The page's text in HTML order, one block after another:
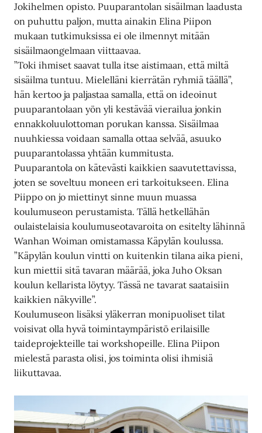
Jokihelmen opisto. Puuparantolan sisäilman laadusta
on puhuttu paljon, mutta ainakin Elina Piipon
mukaan tutkimuksissa ei ole ilmennyt mitään
sisäilmaongelmaan viittaavaa.
”Toki ihmiset saavat tulla itse aistimaan, että miltä
sisäilma tuntuu. Mielelläni kierrätän ryhmiä täällä”,
hän kertoo ja paljastaa samalla, että on ideoinut
puuparantolaan yön yli kestävää vierailua jonkin
ennakkoluulottoman porukan kanssa. Sisäilmaa
nuuhkiessa voidaan samalla ottaa selvää, asuuko
puuparantolassa yhtään kummitusta.
Puuparantola on kätevästi kaikkien saavutettavissa,
joten se soveltuu moneen eri tarkoitukseen. Elina
Piippo on jo miettinyt sinne muun muassa
koulumuseon perustamista. Tällä hetkellähän
oulaistelaisia koulumuseotavaroita on esitelty lähinnä
Wanhan Woiman omistamassa Käpylän koulussa.
”Käpylän koulun vintti on kuitenkin tilana aika pieni,
kun miettii sitä tavaran määrää, joka Juho Oksan
koulun kellarista löytyy. Tässä ne tavarat saataisiin
kaikkien näkyville”.
Koulumuseon lisäksi yläkerran monipuoliset tilat
voisivat olla hyvä toimintaympäristö erilaisille
taideprojekteille tai workshopeille. Elina Piipon
mielestä parasta olisi, jos toiminta olisi ihmisiä
liikuttavaa.